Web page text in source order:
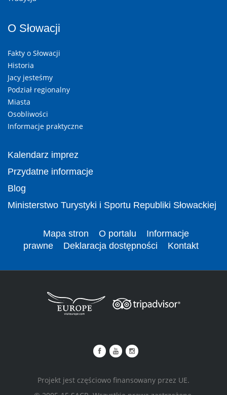
O Słowacji
Fakty o Słowacji
Historia
Jacy jesteśmy
Podział regionalny
Miasta
Osobliwości
Informacje praktyczne
Kalendarz imprez
Przydatne informacje
Blog
Ministerstwo Turystyki i Sportu Republiki Słowackiej
Mapa stron O portalu
Informacje
prawne
Deklaracja dostępności Kontakt
Projekt jest częściowo finansowany przez UE.